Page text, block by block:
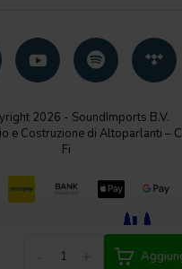
2026 - SoundImports B.V.
e Costruzione di Altoparlanti –
Fi